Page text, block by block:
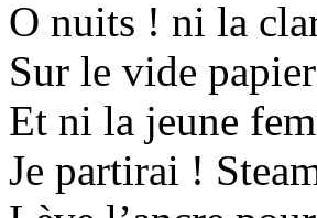
O nuits ! ni la
Sur le vide
Et ni la jeune
Je partirai !